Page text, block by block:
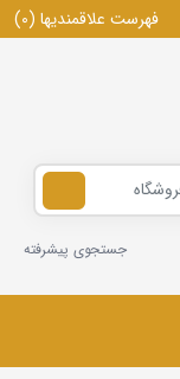
فهرست علاقمندیها (0)
جستجوی پیشرفته